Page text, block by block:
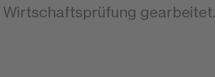
Wirtschaftsprüfung gearbeitet.